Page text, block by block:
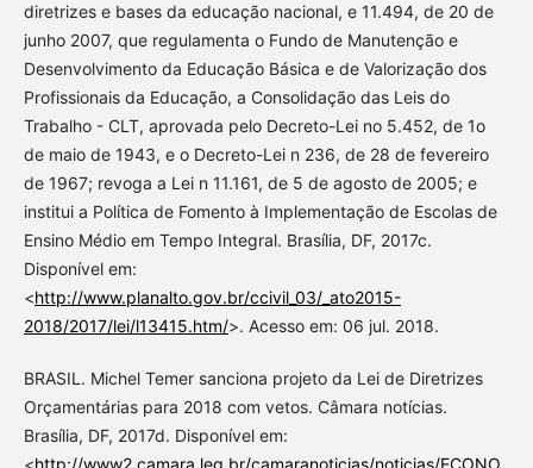
diretrizes e bases da educação nacional, e 11.494, de 20 de
junho 2007, que regulamenta o Fundo de Manutenção e
Desenvolvimento da Educação Básica e de Valorização dos
Profissionais da Educação, a Consolidação das Leis do
Trabalho - CLT, aprovada pelo Decreto-Lei no 5.452, de 1o
de maio de 1943, e o Decreto-Lei n 236, de 28 de fevereiro
de 1967; revoga a Lei n 11.161, de 5 de agosto de 2005; e
institui a Política de Fomento à Implementação de Escolas de
Ensino Médio em Tempo Integral. Brasília, DF, 2017c.
Disponível em:
<http://www.planalto.gov.br/ccivil_03/_ato2015-
2018/2017/lei/l13415.htm/>. Acesso em: 06 jul. 2018.
BRASIL. Michel Temer sanciona projeto da Lei de Diretrizes
Orçamentárias para 2018 com vetos. Câmara notícias.
Brasília, DF, 2017d. Disponível em: